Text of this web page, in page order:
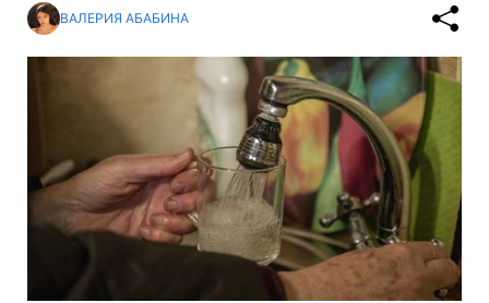
ВАЛЕРИЯ АБАБИНА